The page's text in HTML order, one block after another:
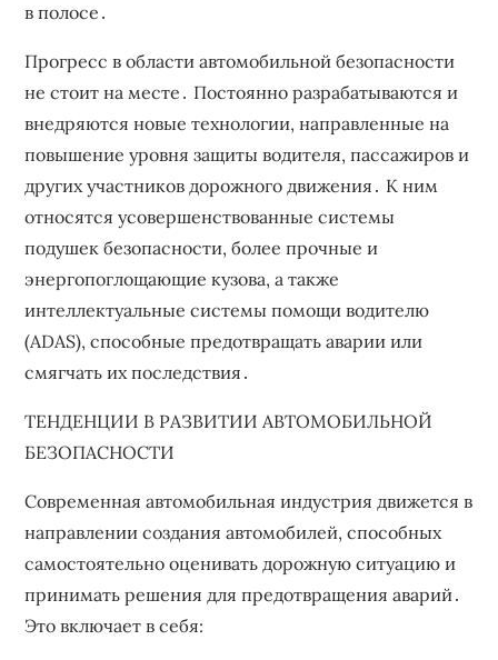
в полосе․
Прогресс в области автомобильной безопасности
не стоит на месте․ Постоянно разрабатываются и
внедряются новые технологии, направленные на
повышение уровня защиты водителя, пассажиров и
других участников дорожного движения․ К ним
относятся усовершенствованные системы
подушек безопасности, более прочные и
энергопоглощающие кузова, а также
интеллектуальные системы помощи водителю
(ADAS), способные предотвращать аварии или
смягчать их последствия․
ТЕНДЕНЦИИ В РАЗВИТИИ АВТОМОБИЛЬНОЙ
БЕЗОПАСНОСТИ
Современная автомобильная индустрия движется в
направлении создания автомобилей, способных
самостоятельно оценивать дорожную ситуацию и
принимать решения для предотвращения аварий․
Это включает в себя: